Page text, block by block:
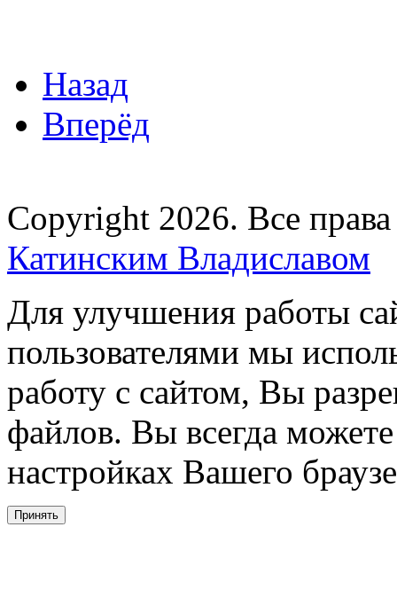
Назад
Вперёд
Copyright 2026. Все
Катинским Владиславом
Для улучшения работы
пользователями мы
работу с сайтом, Вы
файлов. Вы всегда
настройках Вашего
Принять